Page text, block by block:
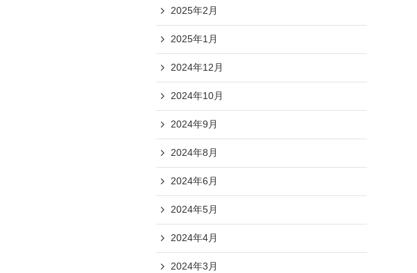
2025年2月
2025年1月
2024年12月
2024年10月
2024年9月
2024年8月
2024年6月
2024年5月
2024年4月
2024年3月